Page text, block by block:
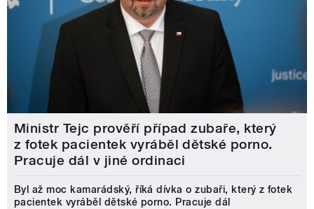
Ministr Tejc prověří případ zubaře, který
z fotek pacientek vyráběl dětské porno.
Pracuje dál v jiné ordinaci
Byl až moc kamarádský, říká dívka o zubaři, který z fotek
pacientek vyráběl dětské porno. Pracuje dál